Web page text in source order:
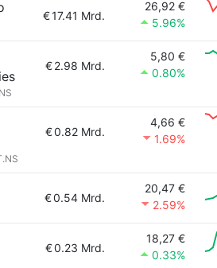
€17.41 Mrd.
26,92 €
5.96%
€2.98 Mrd.
5,80 €
0.80%
€0.82 Mrd.
4,66 €
1.69%
€0.54 Mrd.
20,47 €
2.59%
€0.23 Mrd.
18,27 €
0.33%